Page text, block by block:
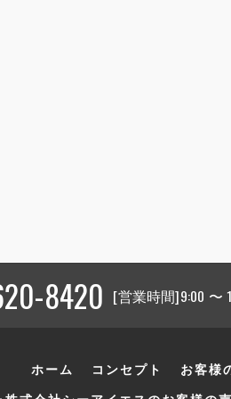
8420 [営業時間]9:00
ホーム コンセプト
お客様